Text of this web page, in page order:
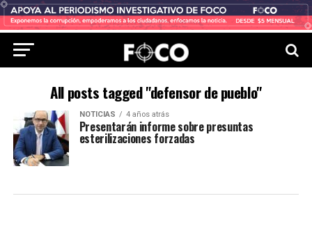
All posts tagged "defensor de pueblo"
NOTICIAS 4 años atrás
Presentarán informe sobre presuntas
esterilizaciones forzadas